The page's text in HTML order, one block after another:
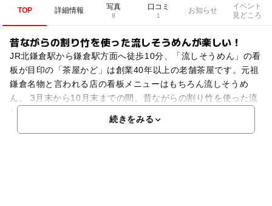
TOP 詳細情報 写真
8
口コミ
1
お知らせ
イベント
見どころ
昔ながらの割り竹を使った流しそうめんが楽しい！
JR北鎌倉駅から鎌倉駅方面へ徒歩10分、「流しそうめん」の看
板が目印の「茶屋かど」は創業40年以上の老舗茶屋です。元祖
鎌倉名物と言われる店の看板メニューはもちろん流しそうめ
ん。 3月末から10月末までの間、昔ながらの割り竹を使った流
続きをみる